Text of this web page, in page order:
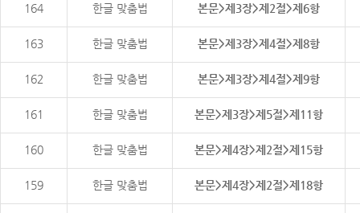
164 한글 맞춤법 본문>제3장>제2절>제6항
163 한글 맞춤법 본문>제3장>제4절>제8항
162 한글 맞춤법 본문>제3장>제4절>제9항
161 한글 맞춤법 본문>제3장>제5절>제11항
160 한글 맞춤법 본문>제4장>제2절>제15항
159 한글 맞춤법 본문>제4장>제2절>제18항